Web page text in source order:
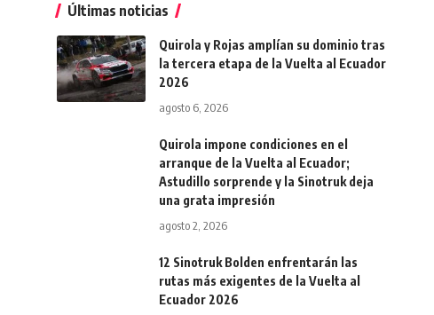
Últimas noticias
Quirola y Rojas amplían su dominio tras
la tercera etapa de la Vuelta al Ecuador
2026
agosto 6, 2026
Quirola impone condiciones en el
arranque de la Vuelta al Ecuador;
Astudillo sorprende y la Sinotruk deja
una grata impresión
agosto 2, 2026
12 Sinotruk Bolden enfrentarán las
rutas más exigentes de la Vuelta al
Ecuador 2026